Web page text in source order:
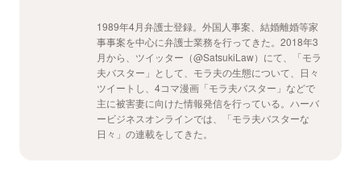
1989年4月弁護士登録。外国人事案、結婚離婚等家
事事案を中心に弁護士業務を行ってきた。2018年3
月から、ツイッター（@SatsukiLaw）にて、「モラ
夫バスター」として、モラ夫の生態について、日々
ツイートし、4コマ漫画「モラ夫バスター」などで
主に被害妻に向けた情報発信を行っている。ハーバ
ービジネスオンラインでは、「モラ夫バスターな
日々」の連載をしてきた。